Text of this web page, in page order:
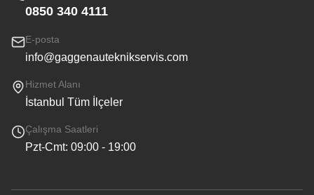
0850 340 4111
E-posta
info@gaggenauteknikservis.com
Hizmet Alanı
İstanbul Tüm İlçeler
Çalışma Saatleri
Pzt-Cmt: 09:00 - 19:00